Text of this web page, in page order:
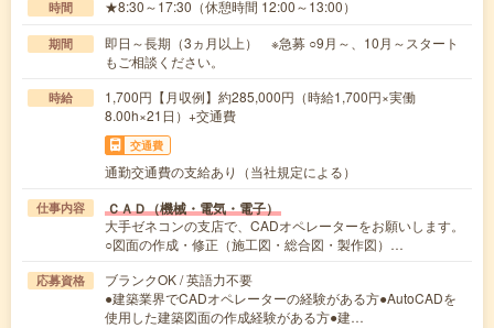
時間 ★8:30～17:30（休憩時間 12:00～13:00）
期間
即日～長期（3ヵ月以上） ※急募 ○9月～、10月～スタート
もご相談ください。
時給
1,700円【月収例】約285,000円（時給1,700円×実働
8.00h×21日）+交通費
交通費
通勤交通費の支給あり（当社規定による）
仕事内容 ＣＡＤ（機械・電気・電子）
大手ゼネコンの支店で、CADオペレーターをお願いします。
○図面の作成・修正（施工図・総合図・製作図）…
応募資格
ブランクOK / 英語力不要
●建築業界でCADオペレーターの経験がある方●AutoCADを
使用した建築図面の作成経験がある方●建…